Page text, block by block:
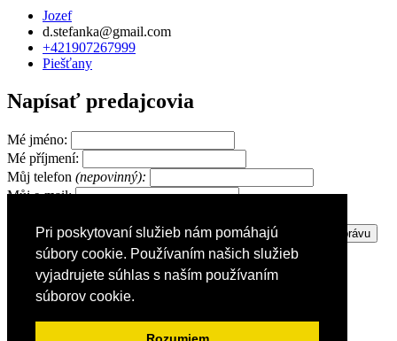
Pri poskytovaní služieb nám pomáhajú
súbory cookie. Používaním našich služieb
vyjadrujete súhlas s naším používaním
súborov cookie.
Jozef
d.stefanka@gmail.com
+421907267999
Piešťany
Napísať predajcovia
Mé jméno:
Mé příjmení:
Můj telefon (nepovinný):
Můj e-mail:
Zpráva pro prodejce:
Reklama